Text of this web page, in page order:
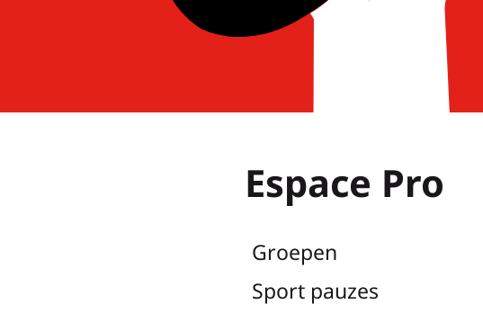
Espace Pro
Groepen
Sport pauzes